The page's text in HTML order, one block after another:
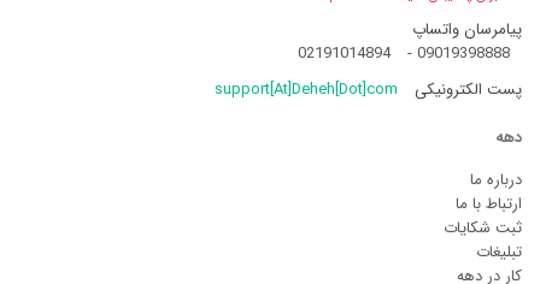
پیامرسان واتساپ
09019398888
-
02191014894
پست الکترونیکی
support[At]Deheh[Dot]com
دهه
درباره ما
ارتباط با ما
ثبت شکایات
تبلیغات
کار در دهه